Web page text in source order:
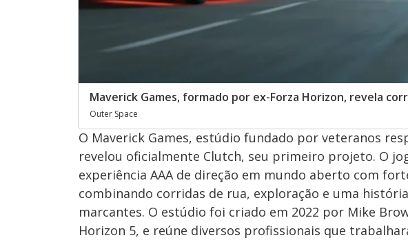
Maverick Games, formado por ex-Forza Horizon, revela
Outer Space
O Maverick Games, estúdio fundado por veteranos
revelou oficialmente Clutch, seu primeiro projeto. O
experiência AAA de direção em mundo aberto com
combinando corridas de rua, exploração e uma
marcantes. O estúdio foi criado em 2022 por Mike
Horizon 5, e reúne diversos profissionais que